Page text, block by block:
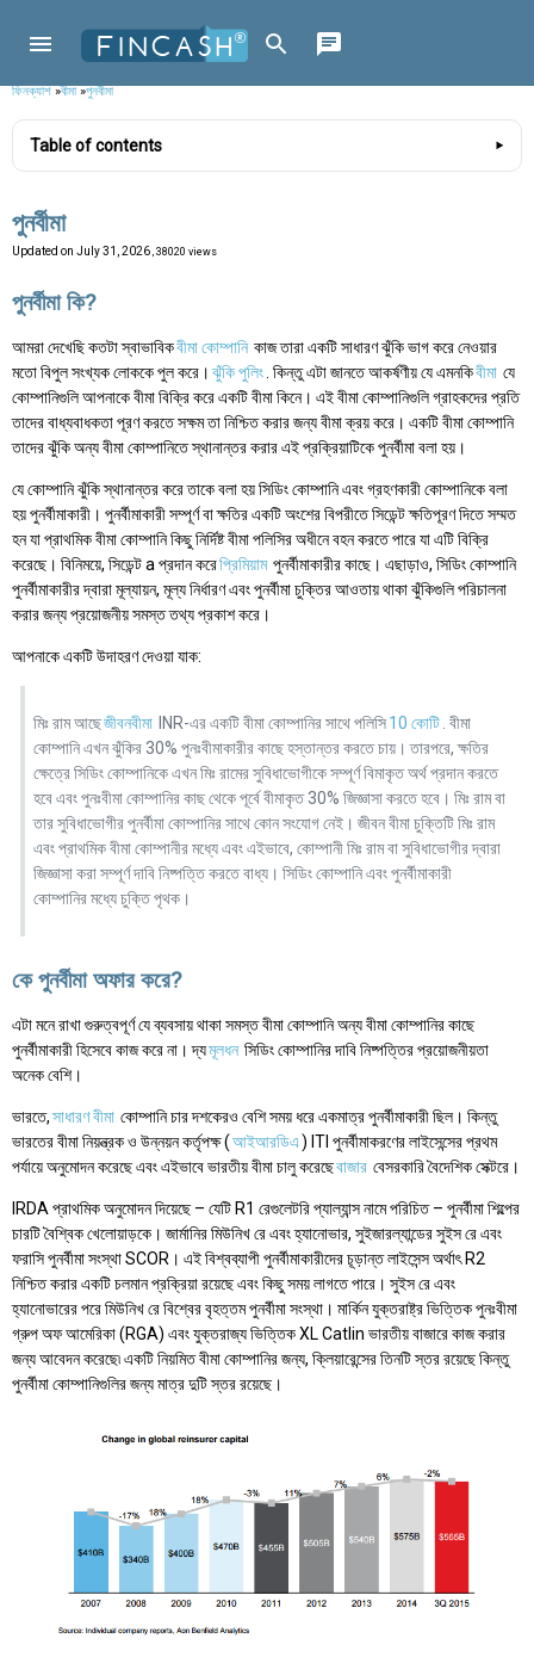
ফিনক্যাশ»বীমা»পুনর্বীমা
Table of contents
পুনর্বীমা
Updated on July 31, 2026 , 38020 views
পুনর্বীমা কি?
আমরা দেখেছি কতটা স্বাভাবিকবীমা কোম্পানি কাজ তারা একটি সাধারণ ঝুঁকি ভাগ করে নেওয়ার
মতো বিপুল সংখ্যক লোককে পুল করে। ঝুঁকি পুলিং . কিন্তু এটা জানতে আকর্ষণীয় যে এমনকিবীমা যে
কোম্পানিগুলি আপনাকে বীমা বিক্রি করে একটি বীমা কিনে। এই বীমা কোম্পানিগুলি গ্রাহকদের প্রতি
তাদের বাধ্যবাধকতা পূরণ করতে সক্ষম তা নিশ্চিত করার জন্য বীমা ক্রয় করে। একটি বীমা কোম্পানি
তাদের ঝুঁকি অন্য বীমা কোম্পানিতে স্থানান্তর করার এই প্রক্রিয়াটিকে পুনর্বীমা বলা হয়।
যে কোম্পানি ঝুঁকি স্থানান্তর করে তাকে বলা হয় সিডিং কোম্পানি এবং গ্রহণকারী কোম্পানিকে বলা
হয় পুনর্বীমাকারী। পুনর্বীমাকারী সম্পূর্ণ বা ক্ষতির একটি অংশের বিপরীতে সিডেন্ট ক্ষতিপূরণ দিতে সম্মত
হন যা প্রাথমিক বীমা কোম্পানি কিছু নির্দিষ্ট বীমা পলিসির অধীনে বহন করতে পারে যা এটি বিক্রি
করেছে। বিনিময়ে, সিডেন্ট a প্রদান করেপ্রিমিয়াম পুনর্বীমাকারীর কাছে। এছাড়াও, সিডিং কোম্পানি
পুনর্বীমাকারীর দ্বারা মূল্যায়ন, মূল্য নির্ধারণ এবং পুনর্বীমা চুক্তির আওতায় থাকা ঝুঁকিগুলি পরিচালনা
করার জন্য প্রয়োজনীয় সমস্ত তথ্য প্রকাশ করে।
আপনাকে একটি উদাহরণ দেওয়া যাক:
মিঃ রাম আছেজীবনবীমা INR-এর একটি বীমা কোম্পানির সাথে পলিসি 10 কোটি . বীমা
কোম্পানি এখন ঝুঁকির 30% পুনঃবীমাকারীর কাছে হস্তান্তর করতে চায়। তারপরে, ক্ষতির
ক্ষেত্রে সিডিং কোম্পানিকে এখন মিঃ রামের সুবিধাভোগীকে সম্পূর্ণ বিমাকৃত অর্থ প্রদান করতে
হবে এবং পুনঃবীমা কোম্পানির কাছ থেকে পূর্বে বীমাকৃত 30% জিজ্ঞাসা করতে হবে। মিঃ রাম বা
তার সুবিধাভোগীর পুনর্বীমা কোম্পানির সাথে কোন সংযোগ নেই। জীবন বীমা চুক্তিটি মিঃ রাম
এবং প্রাথমিক বীমা কোম্পানীর মধ্যে এবং এইভাবে, কোম্পানী মিঃ রাম বা সুবিধাভোগীর দ্বারা
জিজ্ঞাসা করা সম্পূর্ণ দাবি নিষ্পত্তি করতে বাধ্য। সিডিং কোম্পানি এবং পুনর্বীমাকারী
কোম্পানির মধ্যে চুক্তি পৃথক।
কে পুনর্বীমা অফার করে?
এটা মনে রাখা গুরুত্বপূর্ণ যে ব্যবসায় থাকা সমস্ত বীমা কোম্পানি অন্য বীমা কোম্পানির কাছে
পুনর্বীমাকারী হিসেবে কাজ করে না। দ্যমূলধন সিডিং কোম্পানির দাবি নিষ্পত্তির প্রয়োজনীয়তা
অনেক বেশি।
ভারতে,সাধারণ বীমা কোম্পানি চার দশকেরও বেশি সময় ধরে একমাত্র পুনর্বীমাকারী ছিল। কিন্তু
ভারতের বীমা নিয়ন্ত্রক ও উন্নয়ন কর্তৃপক্ষ (আইআরডিএ) ITI পুনর্বীমাকরণের লাইসেন্সের প্রথম
পর্যায়ে অনুমোদন করেছে এবং এইভাবে ভারতীয় বীমা চালু করেছেবাজার বেসরকারি বৈদেশিক সেক্টরে।
IRDA প্রাথমিক অনুমোদন দিয়েছে – যেটি R1 রেগুলেটরি প্যাল্যান্স নামে পরিচিত – পুনর্বীমা শিল্পের
চারটি বৈশ্বিক খেলোয়াড়কে। জার্মানির মিউনিখ রে এবং হ্যানোভার, সুইজারল্যান্ডের সুইস রে এবং
ফরাসি পুনর্বীমা সংস্থা SCOR। এই বিশ্বব্যাপী পুনর্বীমাকারীদের চূড়ান্ত লাইসেন্স অর্থাৎ R2
নিশ্চিত করার একটি চলমান প্রক্রিয়া রয়েছে এবং কিছু সময় লাগতে পারে। সুইস রে এবং
হ্যানোভারের পরে মিউনিখ রে বিশ্বের বৃহত্তম পুনর্বীমা সংস্থা। মার্কিন যুক্তরাষ্ট্র ভিত্তিক পুনঃবীমা
গ্রুপ অফ আমেরিকা (RGA) এবং যুক্তরাজ্য ভিত্তিক XL Catlin ভারতীয় বাজারে কাজ করার
জন্য আবেদন করেছে৷ একটি নিয়মিত বীমা কোম্পানির জন্য, ক্লিয়ারেন্সের তিনটি স্তর রয়েছে কিন্তু
পুনর্বীমা কোম্পানিগুলির জন্য মাত্র দুটি স্তর রয়েছে।